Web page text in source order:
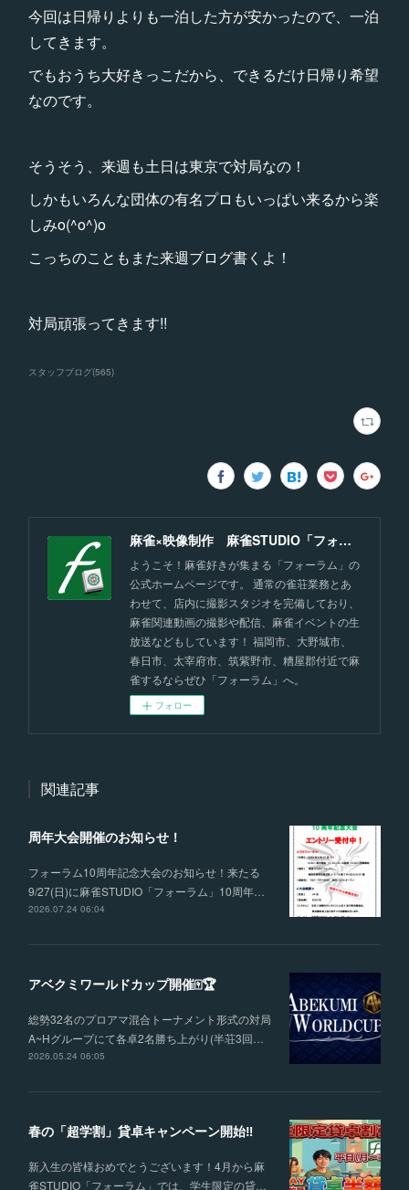
今回は日帰りよりも一泊した方が安かったので、一泊
してきます。
でもおうち大好きっこだから、できるだけ日帰り希望
なのです。
そうそう、来週も土日は東京で対局なの！
しかもいろんな団体の有名プロもいっぱい来るから楽
しみo(^o^)o
こっちのこともまた来週ブログ書くよ！
対局頑張ってきます!!
スタッフブログ(565)
麻雀×映像制作 麻雀STUDIO「フォーラム」福岡
ようこそ！麻雀好きが集まる「フォーラム」の
公式ホームページです。 通常の雀荘業務とあ
わせて、店内に撮影スタジオを完備しており、
麻雀関連動画の撮影や配信、麻雀イベントの生
放送などもしています！ 福岡市、大野城市、
春日市、太宰府市、筑紫野市、糟屋郡付近で麻
雀するならぜひ「フォーラム」へ。
フォロー
関連記事
周年大会開催のお知らせ！
フォーラム10周年記念大会のお知らせ！来たる
9/27(日)に麻雀STUDIO「フォーラム」10周年…
2026.07.24 06:04
アベクミワールドカップ開催🀄🏆
総勢32名のプロアマ混合トーナメント形式の対局
A~Hグループにて各卓2名勝ち上がり(半荘3回…
2026.05.24 06:05
春の「超学割」貸卓キャンペーン開始‼
新入生の皆様おめでとうございます！4月から麻
雀STUDIO「フォーラム」では、学生限定の貸…